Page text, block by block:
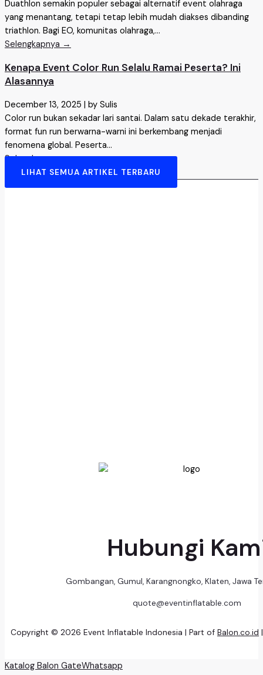
Duathlon semakin populer sebagai alternatif event olahraga
yang menantang, tetapi tetap lebih mudah diakses dibanding
triathlon. Bagi EO, komunitas olahraga,...
Selengkapnya →
Kenapa Event Color Run Selalu Ramai Peserta? Ini
Alasannya
December 13, 2025 | by Sulis
Color run bukan sekadar lari santai. Dalam satu dekade terakhir,
format fun run berwarna-warni ini berkembang menjadi
fenomena global. Peserta...
Selengkapnya →
LIHAT SEMUA ARTIKEL TERBARU
Hubungi
Gombangan, Gumul, Karangnongko, Klaten, Jawa
quote@eventinflatable.com
Copyright © 2026 Event Inflatable Indonesia | Part of Balon.co.id
Katalog Balon GateWhatsapp